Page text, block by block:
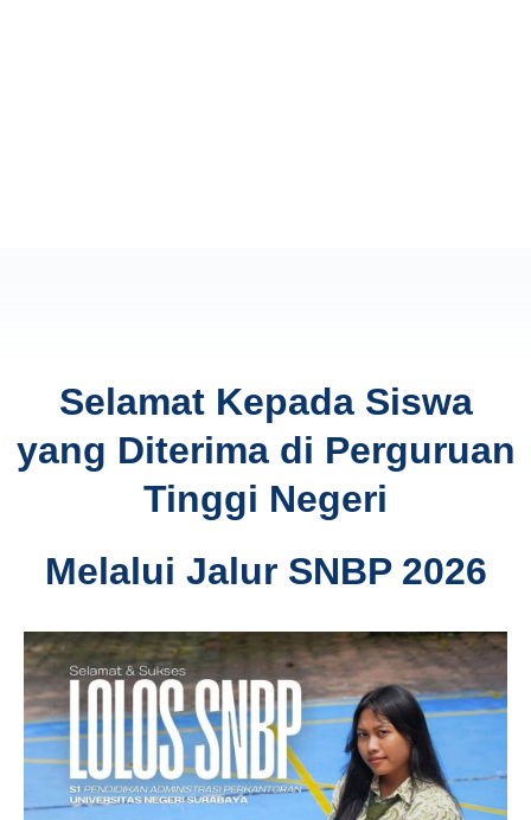
Selamat Kepada Siswa
yang Diterima di Perguruan
Tinggi Negeri
Melalui Jalur SNBP 2026